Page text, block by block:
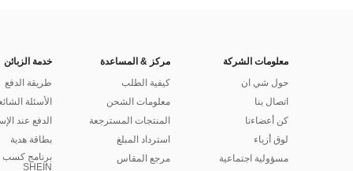
معلومات الشركة
حول شي ان
اتصال بنا
كن أعضاءنا
لوق أزياء
مسؤولية اجتماعية
مركز & المساعدة
كيفية الطلب
معلومات الشحن
المنتجات المسترجعة
استرداد المبلغ
مرجع المقاس
خدمة الزبائن
طريقة الدفع
الأسئلة
الدفع عند
بطاقة هدية
برنامج كسب
SHEIN